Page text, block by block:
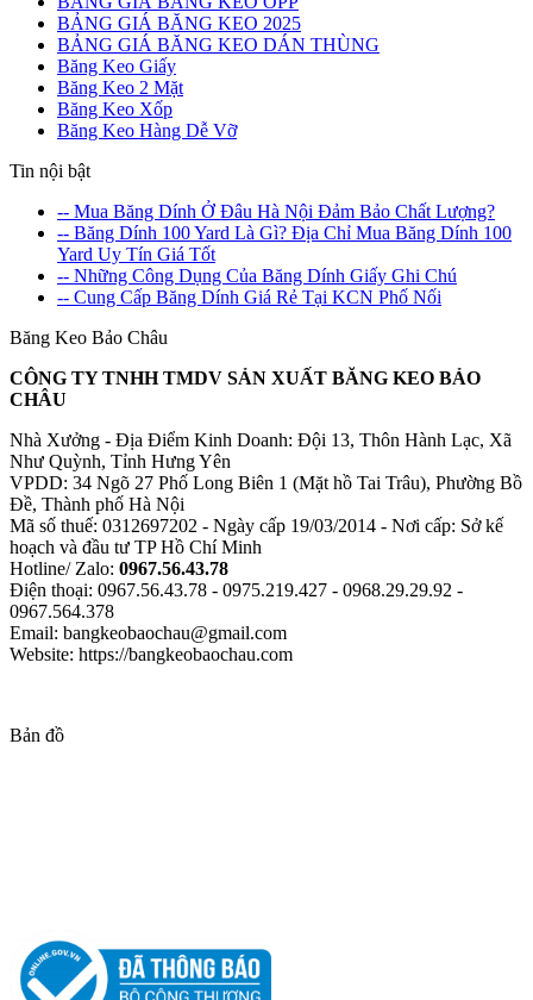
BẢNG GIÁ BĂNG KEO 2025
BẢNG GIÁ BĂNG KEO DÁN THÙNG
Băng Keo Giấy
Băng Keo 2 Mặt
Băng Keo Xốp
Băng Keo Hàng Dễ Vỡ
Tin nội bật
-- Mua Băng Dính Ở Đâu Hà Nội Đảm Bảo Chất Lượng?
-- Băng Dính 100 Yard Là Gì? Địa Chỉ Mua Băng Dính 100
Yard Uy Tín Giá Tốt
-- Những Công Dụng Của Băng Dính Giấy Ghi Chú
-- Cung Cấp Băng Dính Giá Rẻ Tại KCN Phố Nối
Băng Keo Bảo Châu
CÔNG TY TNHH TMDV SẢN XUẤT BĂNG KEO BẢO
CHÂU
Nhà Xưởng - Địa Điểm Kinh Doanh: Đội 13, Thôn Hành Lạc, Xã
Như Quỳnh, Tỉnh Hưng Yên
VPDD: 34 Ngõ 27 Phố Long Biên 1 (Mặt hồ Tai Trâu), Phường Bồ
Đề, Thành phố Hà Nội
Mã số thuế: 0312697202 - Ngày cấp 19/03/2014 - Nơi cấp: Sở kế
hoạch và đầu tư TP Hồ Chí Minh
Hotline/ Zalo: 0967.56.43.78
Điện thoại: 0967.56.43.78 - 0975.219.427 - 0968.29.29.92 -
0967.564.378
Email: bangkeobaochau@gmail.com
Website: https://bangkeobaochau.com
Bản đồ